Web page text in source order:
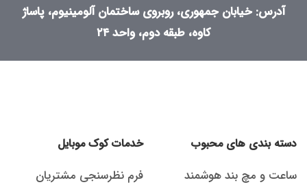
آدرس: خیابان جمهوری، روبروی ساختمان آلومینیوم، پاساژ
کاوه، طبقه دوم، واحد ۲۴
دسته بندی های محبوب
ساعت و مچ بند هوشمند
خدمات کوک موبایل
فرم نظرسنجی مشتریان